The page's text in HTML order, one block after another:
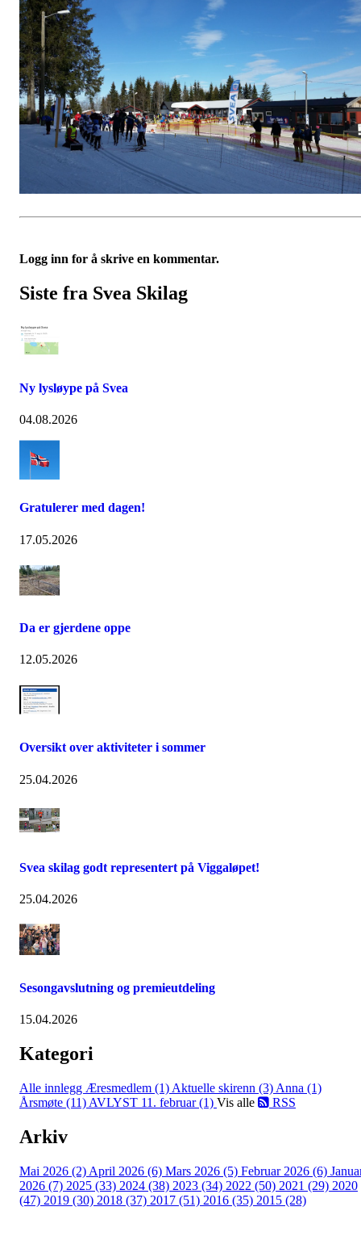
Logg inn for å skrive en kommentar.
Siste fra Svea Skilag
Ny lysløype på Svea
04.08.2026
Gratulerer med dagen!
17.05.2026
Da er gjerdene oppe
12.05.2026
Oversikt over aktiviteter i sommer
25.04.2026
Svea skilag godt representert på Viggaløpet!
25.04.2026
Sesongavslutning og premieutdeling
15.04.2026
Kategori
Alle innlegg Æresmedlem (1) Aktuelle skirenn (3) Anna (1)
Årsmøte (11) AVLYST 11. februar (1) Vis alle RSS
Arkiv
Mai 2026 (2) April 2026 (6) Mars 2026 (5) Februar 2026 (6)
2026 (7) 2025 (33) 2024 (38) 2023 (34) 2022 (50) 2021 (29) 2020
(47) 2019 (30) 2018 (37) 2017 (51) 2016 (35) 2015 (28)